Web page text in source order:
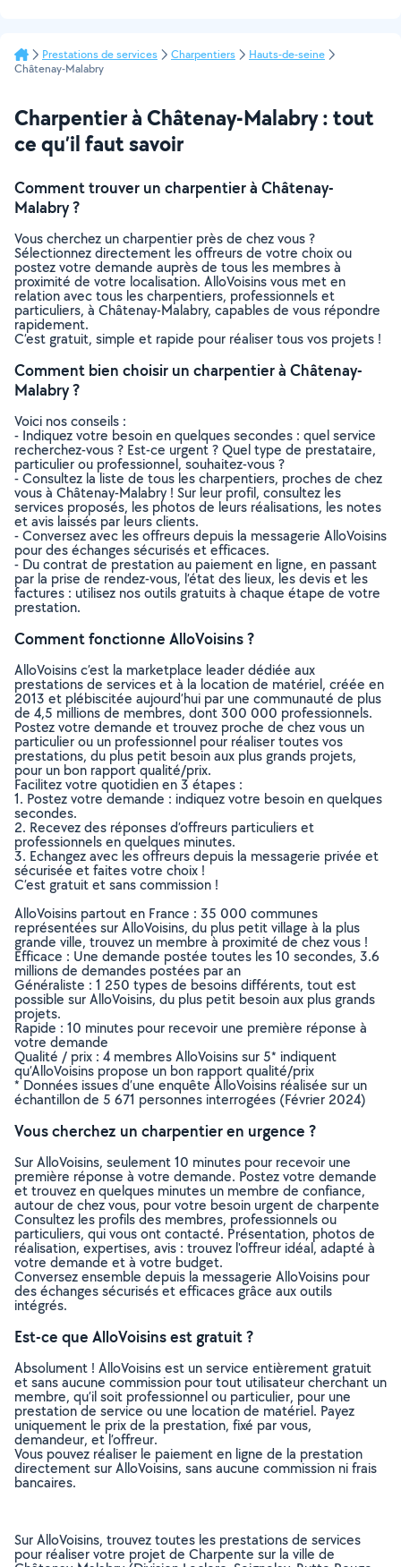
Prestations de services Charpentiers
Hauts-de-seine
Châtenay-Malabry
Charpentier à Châtenay-Malabry : tout
ce qu’il faut savoir
Comment trouver un charpentier à Châtenay-
Malabry ?
Vous cherchez un charpentier près de chez vous ?
Sélectionnez directement les offreurs de votre choix ou
postez votre demande auprès de tous les membres à
proximité de votre localisation. AlloVoisins vous met en
relation avec tous les charpentiers, professionnels et
particuliers, à Châtenay-Malabry, capables de vous répondre
rapidement.
C’est gratuit, simple et rapide pour réaliser tous vos projets !
Comment bien choisir un charpentier à Châtenay-
Malabry ?
Voici nos conseils :
- Indiquez votre besoin en quelques secondes : quel service
recherchez-vous ? Est-ce urgent ? Quel type de prestataire,
particulier ou professionnel, souhaitez-vous ?
- Consultez la liste de tous les charpentiers, proches de chez
vous à Châtenay-Malabry ! Sur leur profil, consultez les
services proposés, les photos de leurs réalisations, les notes
et avis laissés par leurs clients.
- Conversez avec les offreurs depuis la messagerie AlloVoisins
pour des échanges sécurisés et efficaces.
- Du contrat de prestation au paiement en ligne, en passant
par la prise de rendez-vous, l’état des lieux, les devis et les
factures : utilisez nos outils gratuits à chaque étape de votre
prestation.
Comment fonctionne AlloVoisins ?
AlloVoisins c’est la marketplace leader dédiée aux
prestations de services et à la location de matériel, créée en
2013 et plébiscitée aujourd’hui par une communauté de plus
de 4,5 millions de membres, dont 300 000 professionnels.
Postez votre demande et trouvez proche de chez vous un
particulier ou un professionnel pour réaliser toutes vos
prestations, du plus petit besoin aux plus grands projets,
pour un bon rapport qualité/prix.
Facilitez votre quotidien en 3 étapes :
1. Postez votre demande : indiquez votre besoin en quelques
secondes.
2. Recevez des réponses d’offreurs particuliers et
professionnels en quelques minutes.
3. Echangez avec les offreurs depuis la messagerie privée et
sécurisée et faites votre choix !
C’est gratuit et sans commission !
AlloVoisins partout en France : 35 000 communes
représentées sur AlloVoisins, du plus petit village à la plus
grande ville, trouvez un membre à proximité de chez vous !
Efficace : Une demande postée toutes les 10 secondes, 3.6
millions de demandes postées par an
Généraliste : 1 250 types de besoins différents, tout est
possible sur AlloVoisins, du plus petit besoin aux plus grands
projets.
Rapide : 10 minutes pour recevoir une première réponse à
votre demande
Qualité / prix : 4 membres AlloVoisins sur 5* indiquent
qu’AlloVoisins propose un bon rapport qualité/prix
* Données issues d’une enquête AlloVoisins réalisée sur un
échantillon de 5 671 personnes interrogées (Février 2024)
Vous cherchez un charpentier en urgence ?
Sur AlloVoisins, seulement 10 minutes pour recevoir une
première réponse à votre demande. Postez votre demande
et trouvez en quelques minutes un membre de confiance,
autour de chez vous, pour votre besoin urgent de charpente
Consultez les profils des membres, professionnels ou
particuliers, qui vous ont contacté. Présentation, photos de
réalisation, expertises, avis : trouvez l'offreur idéal, adapté à
votre demande et à votre budget.
Conversez ensemble depuis la messagerie AlloVoisins pour
des échanges sécurisés et efficaces grâce aux outils
intégrés.
Est-ce que AlloVoisins est gratuit ?
Absolument ! AlloVoisins est un service entièrement gratuit
et sans aucune commission pour tout utilisateur cherchant un
membre, qu’il soit professionnel ou particulier, pour une
prestation de service ou une location de matériel. Payez
uniquement le prix de la prestation, fixé par vous,
demandeur, et l’offreur.
Vous pouvez réaliser le paiement en ligne de la prestation
directement sur AlloVoisins, sans aucune commission ni frais
bancaires.
Sur AlloVoisins, trouvez toutes les prestations de services
pour réaliser votre projet de Charpente sur la ville de